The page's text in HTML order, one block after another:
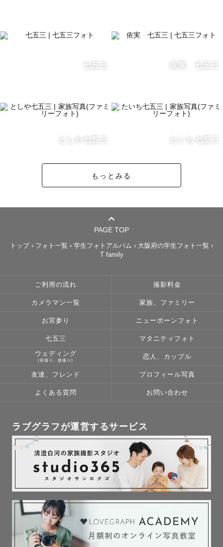
よく喋りよく笑い、よく遊びます。
自然な笑顔を引き出します😊
お母さんが「息子がこんなに懐くなんて！」
みたいな経験もしばしば。
「うちの子、人見知りだから…」
七五三やお宮参りなど、
記念日もお任せください！
思い出に残る素敵な思い出を
大阪、神戸、京都を中心に
関西圏で活動しています。
ございますので、ご相談ください。
(※自宅から往復3000円を超える場合)
七五三 依実 七五三
としや七五三 たいち七五三
もっとみる
PAGE TOP
トップ › フォト一覧 › 学生フォトアルバム › 大阪府の学生フォト一覧 ›
T family
ご利用の流れ 撮影料金
カメラマン一覧 家族、ファミリー
お宮参り ニューボーンフォト
七五三 マタニティフォト
ウェディング
(前撮り、後撮り)
恋人、カップル
友達、フレンド プロフィール写真
よくある質問 お問い合わせ
ラブグラフが運営するサービス